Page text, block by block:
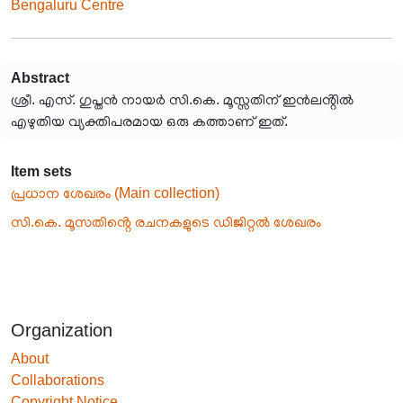
Bengaluru Centre
Abstract
ശ്രീ. എസ്. ഗുപ്തൻ നായർ സി.കെ. മൂസ്സതിന് ഇൻലൻ്റിൽ
എഴുതിയ വ്യക്തിപരമായ ഒരു കത്താണ് ഇത്.
Item sets
പ്രധാന ശേഖരം (Main collection)
സി.കെ. മൂസതിൻ്റെ രചനകളുടെ ഡിജിറ്റൽ ശേഖരം
Organization
About
Collaborations